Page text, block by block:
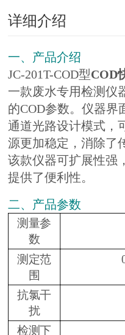
详细介绍
一、产品介绍
JC-201T-COD型COD
一款废水专用检测仪
的COD参数。仪器界
通道光路设计模式，
源更加稳定，消除了
该款仪器可扩展性强
提供了便利性。
二、产品参数
测量参
数
测定范
围
抗氯干
扰
检测下